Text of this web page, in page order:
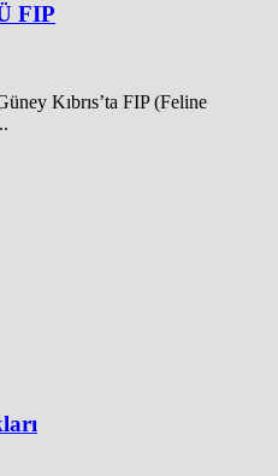
FIP
Kıbrıs’ta FIP (Feline